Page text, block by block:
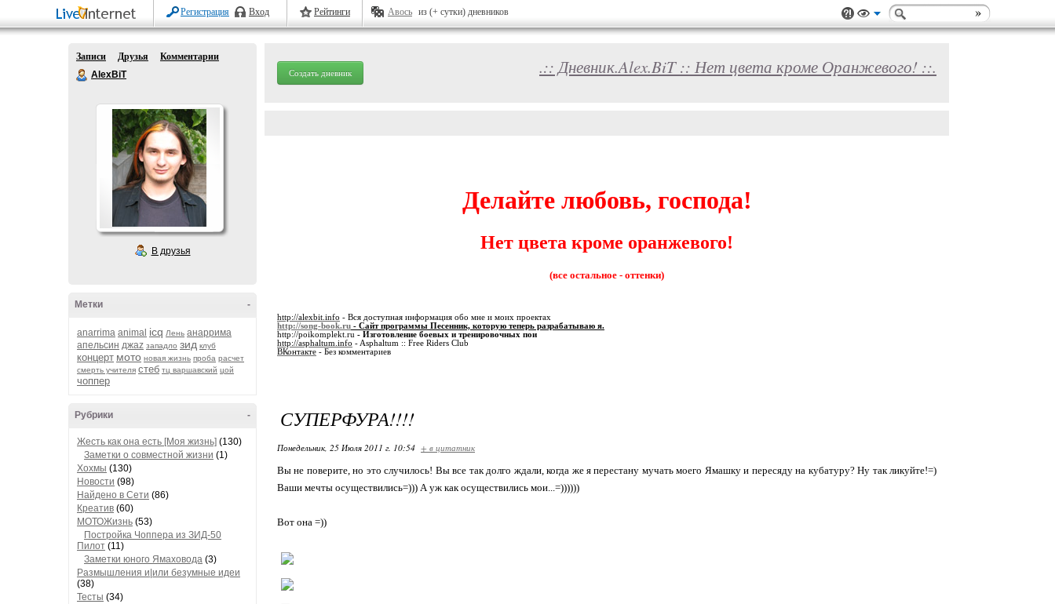
Регистрация Вход Рейтинги Авось из (+ сутки) дневников
Записи Друзья
Комментарии
AlexBiT
В друзья
-
Метки
anarrima animal icq Лень анаррима
апельсин джаz западло зид клуб
концерт мото новая жизнь проба расчет
смерть учителя стеб тц варшавский цой
чоппер
-
Рубрики
Жесть как она есть [Моя жизнь] (130)
Заметки о совместной жизни (1)
Хохмы (130)
Новости (98)
Найдено в Сети (86)
Креатив (60)
МОТОЖизнь (53)
Постройка Чоппера из ЗИД-50
Пилот (11)
Заметки юного Ямаховода (3)
Размышления и|или безумные идеи
(38)
Тесты (34)
Создать дневник .:: Дневник.Alex.BiT :: Нет цвета кроме Оранжевого! ::.
Делайте любовь, господа!
Нет цвета кроме оранжевого!
(все остальное - оттенки)
http://alexbit.info - Вся доступная информация обо мне и моих проектах
http://song-book.ru - Сайт программы Песенник, которую теперь разрабатываю я.
http://poikomplekt.ru - Изготовление боевых и тренировочных пои
http://asphaltum.info - Asphaltum :: Free Riders Club
ВКонтакте - Без комментариев
СУПЕРФУРА!!!!
Понедельник, 25 Июля 2011 г. 10:54 + в цитатник
Вы не поверите, но это случилось! Вы все так долго ждали, когда же я перестану мучать моего Ямашку и пересяду на кубатуру? Ну так ликуйте!=)
Ваши мечты осуществились=))) А уж как осуществились мои...=))))))
Вот она =))